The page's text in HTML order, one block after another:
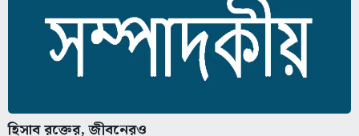
হিসাব রক্তের, জীবনেরও